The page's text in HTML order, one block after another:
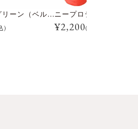
パシフィック グリーン（ベルベデーレ）
) ¥2,200(税込)